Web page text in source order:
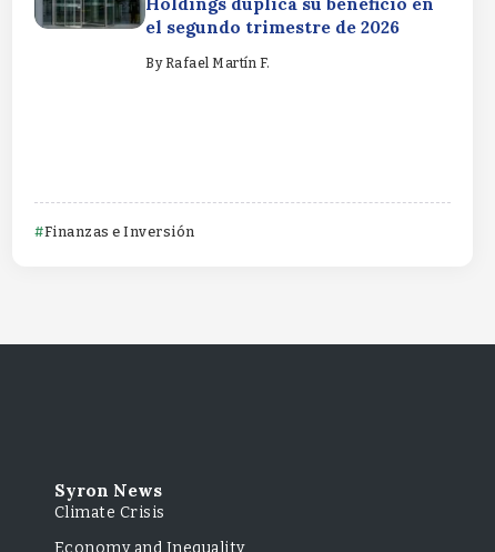
el segundo trimestre de 2026
ByRafael Martín F.
Finanzas e Inversión
Syron News
Climate Crisis
Economy and Inequality